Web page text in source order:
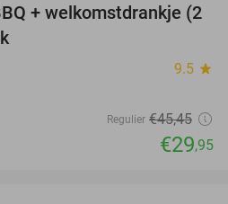
34%
+ welkomstdrankje (2
9.5 star
Regulier €45,45
€29,95